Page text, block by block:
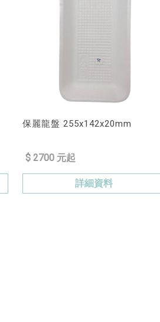
保麗龍盤 255x142x20mm
$ 2700 元起
詳細資料